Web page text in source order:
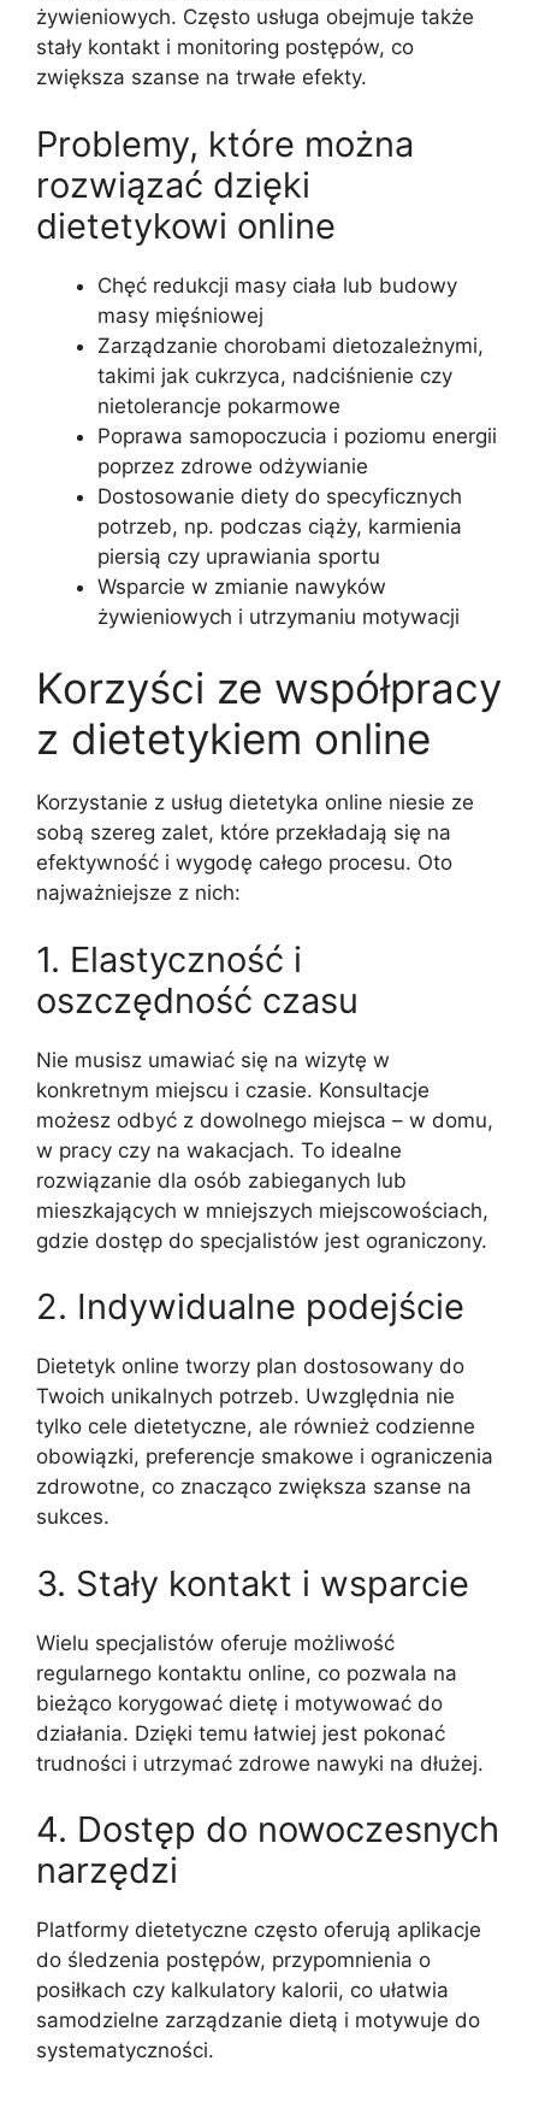
żywieniowych. Często usługa obejmuje także
stały kontakt i monitoring postępów, co
zwiększa szanse na trwałe efekty.
Problemy, które można
rozwiązać dzięki
dietetykowi online
Chęć redukcji masy ciała lub budowy
masy mięśniowej
Zarządzanie chorobami dietozależnymi,
takimi jak cukrzyca, nadciśnienie czy
nietolerancje pokarmowe
Poprawa samopoczucia i poziomu energii
poprzez zdrowe odżywianie
Dostosowanie diety do specyficznych
potrzeb, np. podczas ciąży, karmienia
piersią czy uprawiania sportu
Wsparcie w zmianie nawyków
żywieniowych i utrzymaniu motywacji
Korzyści ze współpracy
z dietetykiem online
Korzystanie z usług dietetyka online niesie ze
sobą szereg zalet, które przekładają się na
efektywność i wygodę całego procesu. Oto
najważniejsze z nich:
1. Elastyczność i
oszczędność czasu
Nie musisz umawiać się na wizytę w
konkretnym miejscu i czasie. Konsultacje
możesz odbyć z dowolnego miejsca – w domu,
w pracy czy na wakacjach. To idealne
rozwiązanie dla osób zabieganych lub
mieszkających w mniejszych miejscowościach,
gdzie dostęp do specjalistów jest ograniczony.
2. Indywidualne podejście
Dietetyk online tworzy plan dostosowany do
Twoich unikalnych potrzeb. Uwzględnia nie
tylko cele dietetyczne, ale również codzienne
obowiązki, preferencje smakowe i ograniczenia
zdrowotne, co znacząco zwiększa szanse na
sukces.
3. Stały kontakt i wsparcie
Wielu specjalistów oferuje możliwość
regularnego kontaktu online, co pozwala na
bieżąco korygować dietę i motywować do
działania. Dzięki temu łatwiej jest pokonać
trudności i utrzymać zdrowe nawyki na dłużej.
4. Dostęp do nowoczesnych
narzędzi
Platformy dietetyczne często oferują aplikacje
do śledzenia postępów, przypomnienia o
posiłkach czy kalkulatory kalorii, co ułatwia
samodzielne zarządzanie dietą i motywuje do
systematyczności.